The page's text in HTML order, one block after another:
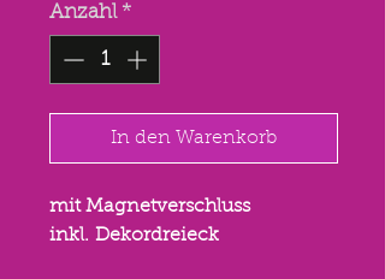
Anzahl *
In den Warenkorb
mit Magnetverschluss
inkl. Dekordreieck